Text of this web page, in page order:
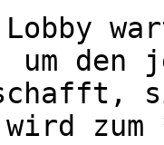
den
wird